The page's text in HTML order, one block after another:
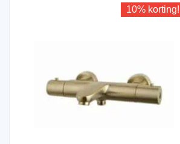
10% korting!